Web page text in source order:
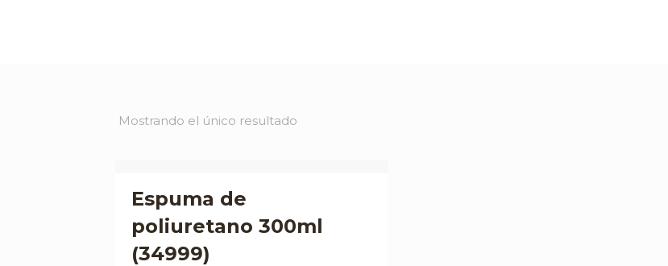
Mostrando el único resultado
Espuma de
poliuretano 300ml
(34999)